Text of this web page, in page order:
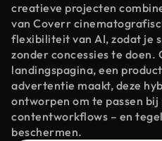
creatieve projecten
van Coverr
flexibiliteit van AI, zodat je
zonder concessies te doen.
landingspagina, een
advertentie maakt, deze
ontworpen om te passen bij
contentworkflows – en
beschermen.